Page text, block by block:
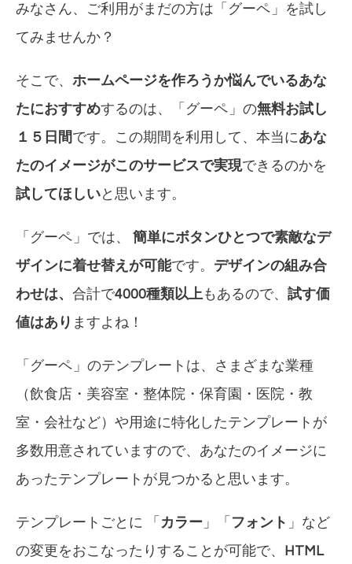
みなさん、ご利用がまだの方は「 グーペ 」を試し
てみませんか？
そこで、 ホームページを作ろうか悩んでいるあな
たにおすすめするのは、「 グーペ 」の無料お試し
１５日間です。この期間を利用して、本当にあな
たのイメージがこのサービスで実現できるのかを
試してほしいと思います。
「 グーペ 」では、 簡単にボタンひとつで素敵なデ
ザインに着せ替えが可能です。 デザインの組み合
わせは、 合計で4000種類以上 もあるので、 試す価
値はあり ますよね！
「 グーペ 」のテンプレートは、
さまざまな業種
（飲食店・美容室・整体院・保育園・医院・教
室・会社など）や用途に特化したテンプレートが
多数用意されていますので、あなたのイメージに
あったテンプレートが見つかると思います。
テンプレートごとに 「 カラー 」「 フォント 」など
の変更をおこなったりすることが可能で、
HTML